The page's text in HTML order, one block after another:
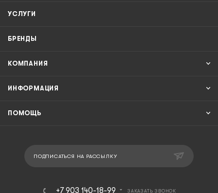
УСЛУГИ
БРЕНДЫ
КОМПАНИЯ
ИНФОРМАЦИЯ
ПОМОЩЬ
ПОДПИСАТЬСЯ НА РАССЫЛКУ
+7 903 140-18-99 ЗАКАЗАТЬ ЗВОНОК